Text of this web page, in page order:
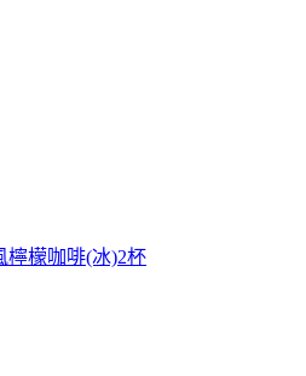
檸檬咖啡(冰)2杯